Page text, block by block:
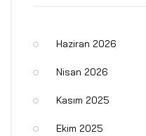
Haziran 2026
Nisan 2026
Kasım 2025
Ekim 2025